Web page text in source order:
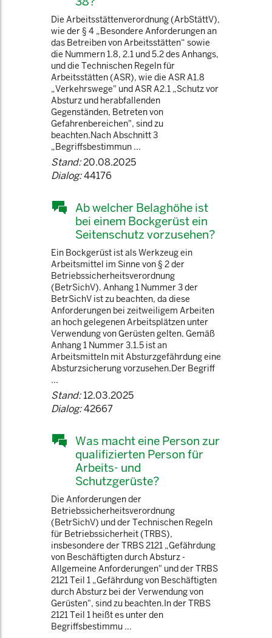
Die Arbeitsstättenverordnung (ArbStättV),
wie der § 4 „Besondere Anforderungen an
das Betreiben von Arbeitsstätten“ sowie
die Nummern 1.8, 2.1 und 5.2 des Anhangs,
und die Technischen Regeln für
Arbeitsstätten (ASR), wie die ASR A1.8
„Verkehrswege" und ASR A2.1 „Schutz vor
Absturz und herabfallenden
Gegenständen, Betreten von
Gefahrenbereichen", sind zu
beachten.Nach Abschnitt 3
„Begriffsbestimmun ...
Stand:20.08.2025
Dialog:44176
Ab welcher Belaghöhe ist
bei einem Bockgerüst ein
Seitenschutz vorzusehen?
Ein Bockgerüst ist als Werkzeug ein
Arbeitsmittel im Sinne von § 2 der
Betriebssicherheitsverordnung
(BetrSichV). Anhang 1 Nummer 3 der
BetrSichV ist zu beachten, da diese
Anforderungen bei zeitweiligem Arbeiten
an hoch gelegenen Arbeitsplätzen unter
Verwendung von Gerüsten gelten. Gemäß
Anhang 1 Nummer 3.1.5 ist an
Arbeitsmitteln mit Absturzgefährdung eine
Absturzsicherung vorzusehen.Der Begriff
...
Stand:12.03.2025
Dialog:42667
Was macht eine Person zur
qualifizierten Person für
Arbeits- und
Schutzgerüste?
Die Anforderungen der
Betriebssicherheitsverordnung
(BetrSichV) und der Technischen Regeln
für Betriebssicherheit (TRBS),
insbesondere der TRBS 2121 „Gefährdung
von Beschäftigten durch Absturz -
Allgemeine Anforderungen" und der TRBS
2121 Teil 1 „Gefährdung von Beschäftigten
durch Absturz bei der Verwendung von
Gerüsten", sind zu beachten.In der TRBS
2121 Teil 1 heißt es unter den
Begriffsbestimmu ...